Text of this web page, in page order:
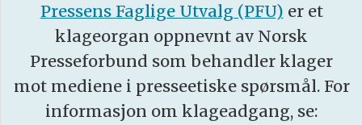
Pressens Faglige Utvalg (PFU) er et
klageorgan oppnevnt av Norsk
Presseforbund som behandler klager
mot mediene i presseetiske spørsmål. For
informasjon om klageadgang, se: